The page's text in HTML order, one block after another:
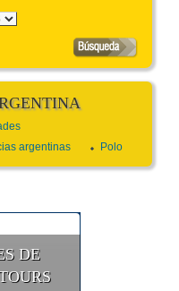
argentinas Polo
DE